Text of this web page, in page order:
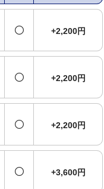
+2,200円
+2,200円
+2,200円
+3,600円